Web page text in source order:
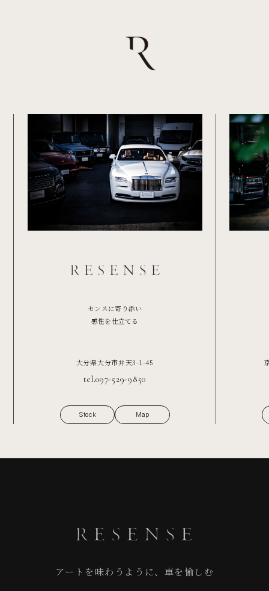
センスに寄り添い
感性を仕立てる
大分県大分市弁天3-1-45
tel.097-529-9850
Stock Map
アートを味わうように、車を愉しむ